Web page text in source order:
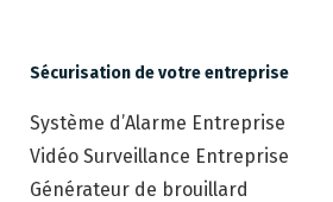
Sécurisation de votre entreprise
Système d’Alarme Entreprise
Vidéo Surveillance Entreprise
Générateur de brouillard